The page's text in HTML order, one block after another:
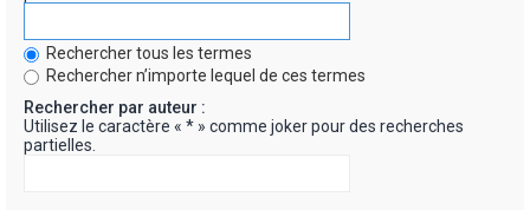
Rechercher tous les termes
Rechercher n’importe lequel de ces termes
Rechercher par auteur :
Utilisez le caractère « * » comme joker pour des recherches
partielles.